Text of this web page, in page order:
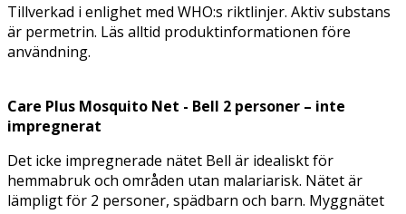
Tillverkad i enlighet med WHO:s riktlinjer. Aktiv substans
är permetrin. Läs alltid produktinformationen före
användning.
Care Plus Mosquito Net - Bell 2 personer – inte
impregnerat
Det icke impregnerade nätet Bell är idealiskt för
hemmabruk och områden utan malariarisk. Nätet är
lämpligt för 2 personer, spädbarn och barn. Myggnätet